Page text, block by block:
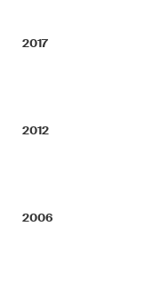
2017
2012
2006